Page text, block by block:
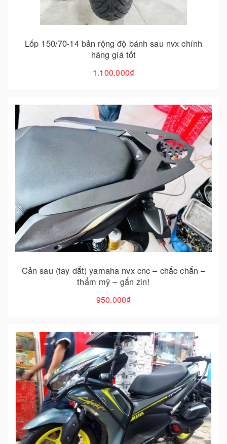
Lốp 150/70-14 bản rộng độ bánh sau nvx chính
hãng giá tốt
1.100.000₫
Cản sau (tay dắt) yamaha nvx cnc – chắc chắn –
thẩm mỹ – gắn zin!
950.000₫
Cho vào giỏ hàng
Cho vào giỏ hàng